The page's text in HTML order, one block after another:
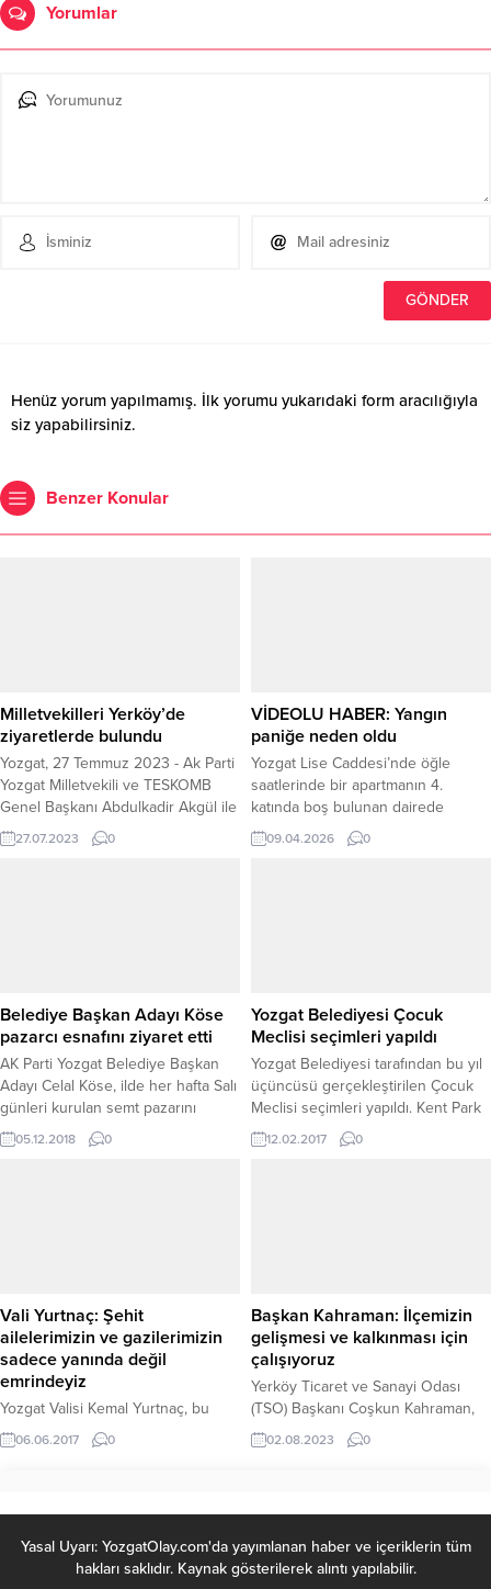
Yorumlar
Henüz yorum yapılmamış. İlk yorumu yukarıdaki form aracılığıyla
siz yapabilirsiniz.
Benzer Konular
Milletvekilleri Yerköy’de
ziyaretlerde bulundu
Yozgat, 27 Temmuz 2023 - Ak Parti
Yozgat Milletvekili ve TESKOMB
Genel Başkanı Abdulkadir Akgül ile
Milletvekili Süleyman Şahan, ilçe
ziyaretleri kapsamında Sorgun'un
27.07.2023 0
VİDEOLU HABER: Yangın
paniğe neden oldu
Yozgat Lise Caddesi’nde öğle
saatlerinde bir apartmanın 4.
katında boş bulunan dairede
yangın çıktı. Balkondan yükselen
dumanları gören vatandaşlar,
Yangının, dairede biriken çöp
yığınlarından...
09.04.2026 0
Belediye Başkan Adayı Köse
pazarcı esnafını ziyaret etti
AK Parti Yozgat Belediye Başkan
Adayı Celal Köse, ilde her hafta Salı
günleri kurulan semt pazarını
ziyaret etti.
05.12.2018 0
Yozgat Belediyesi Çocuk
Meclisi seçimleri yapıldı
Yozgat Belediyesi tarafından bu yıl
üçüncüsü gerçekleştirilen Çocuk
Meclisi seçimleri yapıldı. Kent Park
Bilal Şahin Gençlik ve Kültür
Merkezi Salonunda gerçekleştirilen
Fadime Solmaz...
12.02.2017 0
Vali Yurtnaç: Şehit
ailelerimizin ve gazilerimizin
sadece yanında değil
emrindeyiz
Yozgat Valisi Kemal Yurtnaç, bu
vatanın şehitlerin kanlarıyla
kurulduğunu belirterek, “Şehit
06.06.2017 0
Başkan Kahraman: İlçemizin
gelişmesi ve kalkınması için
çalışıyoruz
Yerköy Ticaret ve Sanayi Odası
(TSO) Başkanı Coşkun Kahraman,
İlçenin sosyoekonomik anlamda,
gelişmesi ve kalkınmasına öncü
vizyonlarının ve rekabet güçlerinin
artırılmasını hedeflediklerini söyledi.
02.08.2023 0
Yasal Uyarı: YozgatOlay.com'da yayımlanan haber ve içeriklerin tüm
hakları saklıdır. Kaynak gösterilerek alıntı yapılabilir.